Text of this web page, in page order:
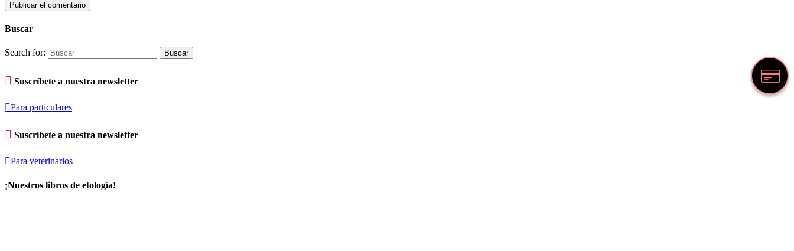
Buscar
Search for:
 Suscríbete a nuestra newsletter
Para particulares
 Suscríbete a nuestra newsletter
Para veterinarios
¡Nuestros libros de etología!